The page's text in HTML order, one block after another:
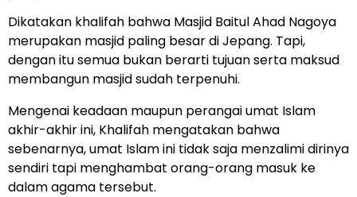
Dikatakan khalifah bahwa Masjid Baitul Ahad Nagoya
merupakan masjid paling besar di Jepang. Tapi,
dengan itu semua bukan berarti tujuan serta maksud
membangun masjid sudah terpenuhi.
Mengenai keadaan maupun perangai umat Islam
akhir-akhir ini, Khalifah mengatakan bahwa
sebenarnya, umat Islam ini tidak saja menzalimi dirinya
sendiri tapi menghambat orang-orang masuk ke
dalam agama tersebut.